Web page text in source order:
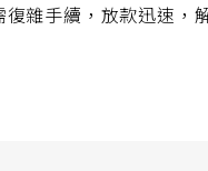
雜手續，放款迅速，